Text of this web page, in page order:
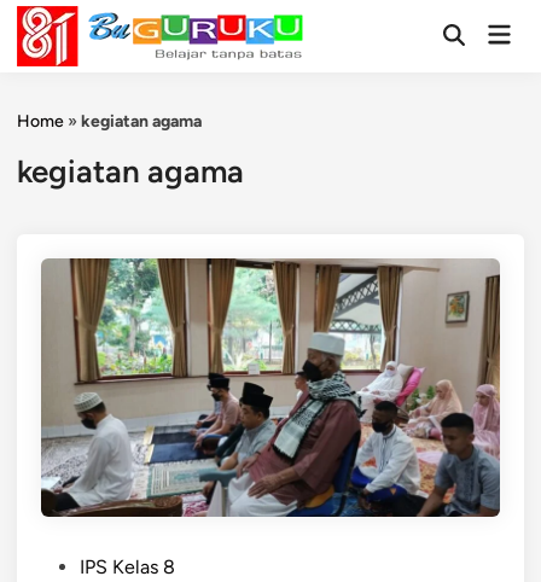
Skip
content
OpenMain
Home » kegiatan agama
kegiatan agama
IPS Kelas 8